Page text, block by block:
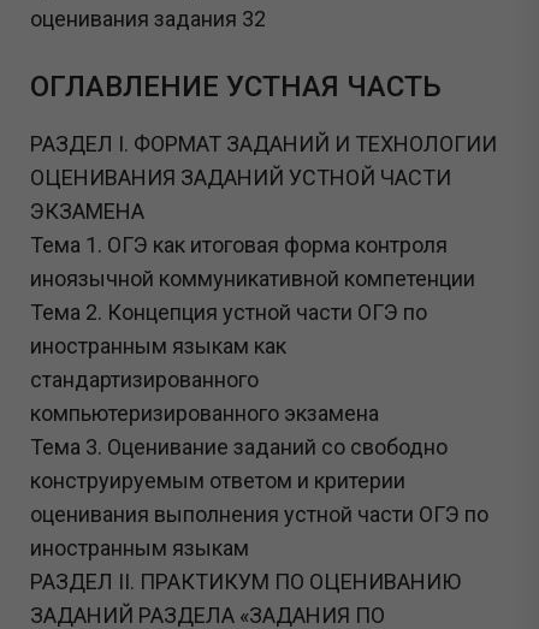
оценивания задания 32
ОГЛАВЛЕНИЕ УСТНАЯ ЧАСТЬ
РАЗДЕЛ I. ФОРМАТ ЗАДАНИЙ И ТЕХНОЛОГИИ
ОЦЕНИВАНИЯ ЗАДАНИЙ УСТНОЙ ЧАСТИ
ЭКЗАМЕНА
Тема 1. ОГЭ как итоговая форма контроля
иноязычной коммуникативной компетенции
Тема 2. Концепция устной части ОГЭ по
иностранным языкам как
стандартизированного
компьютеризированного экзамена
Тема 3. Оценивание заданий со свободно
конструируемым ответом и критерии
оценивания выполнения устной части ОГЭ по
иностранным языкам
РАЗДЕЛ II. ПРАКТИКУМ ПО ОЦЕНИВАНИЮ
ЗАДАНИЙ РАЗДЕЛА «ЗАДАНИЯ ПО